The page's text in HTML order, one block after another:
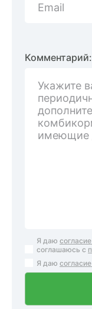
Email
Комментарий:
Я даю
соглашаюсь с
Я даю